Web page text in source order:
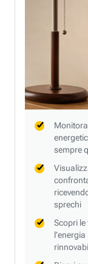
sempre
sprechi
Scopri